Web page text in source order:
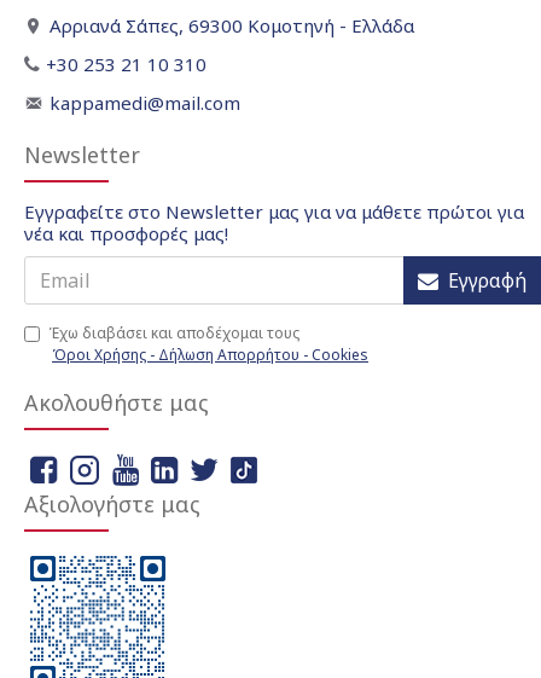
Αρριανά Σάπες, 69300 Κομοτηνή - Ελλάδα
+30 253 21 10 310
kappamedi@mail.com
Newsletter
Εγγραφείτε στο Newsletter μας για να μάθετε πρώτοι για
νέα και προσφορές μας!
Εγγραφή
Έχω διαβάσει και αποδέχομαι τους
Όροι Χρήσης - Δήλωση Απορρήτου - Cookies
Ακολουθήστε μας
Αξιολογήστε μας